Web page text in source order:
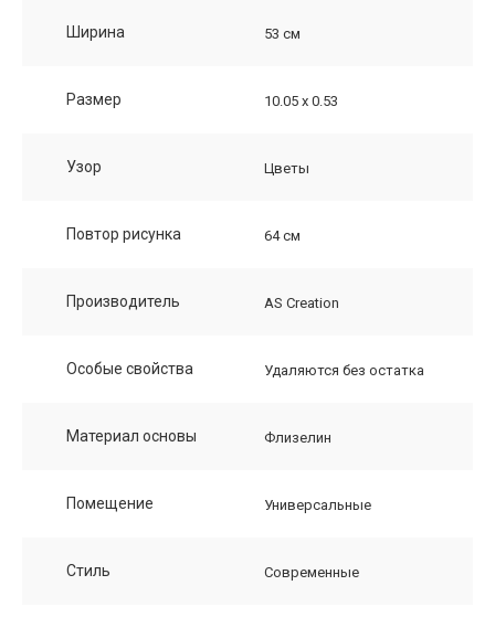
Ширина 53 см
Размер 10.05 х 0.53
Узор Цветы
Повтор рисунка 64 см
Производитель AS Creation
Особые свойства Удаляются без остатка
Материал основы Флизелин
Помещение Универсальные
Стиль Современные